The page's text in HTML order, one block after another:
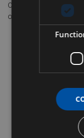
Op woensdag 12
omhoog. Tijdens de
zonsverduisteringen
het hoogtepunt laag
vanaf een rooftop,
zeldzame
tot Lissabon, Milaan